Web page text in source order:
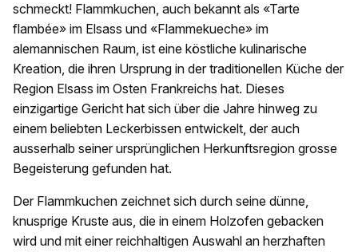
schmeckt! Flammkuchen, auch bekannt als «Tarte
flambée» im Elsass und «Flammekueche» im
alemannischen Raum, ist eine köstliche kulinarische
Kreation, die ihren Ursprung in der traditionellen Küche der
Region Elsass im Osten Frankreichs hat. Dieses
einzigartige Gericht hat sich über die Jahre hinweg zu
einem beliebten Leckerbissen entwickelt, der auch
ausserhalb seiner ursprünglichen Herkunftsregion grosse
Begeisterung gefunden hat.
Der Flammkuchen zeichnet sich durch seine dünne,
knusprige Kruste aus, die in einem Holzofen gebacken
wird und mit einer reichhaltigen Auswahl an herzhaften